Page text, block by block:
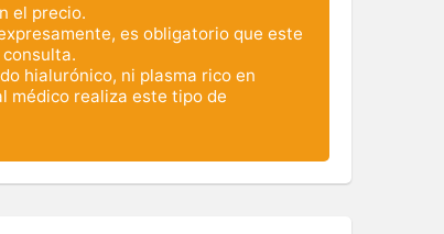
el precio.
es obligatorio que este
hialurónico, ni plasma rico en
médico realiza este tipo de